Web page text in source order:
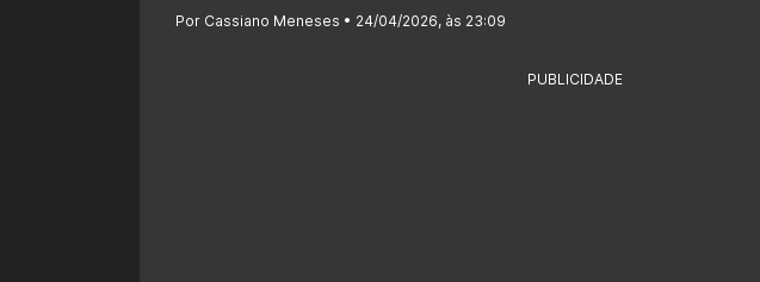
Por Cassiano Meneses • 24/04/2026, às 23:09
PUBLICIDADE